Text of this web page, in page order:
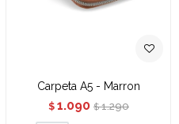
Carpeta A5 - Marron
$ 1.090 $ 1.290